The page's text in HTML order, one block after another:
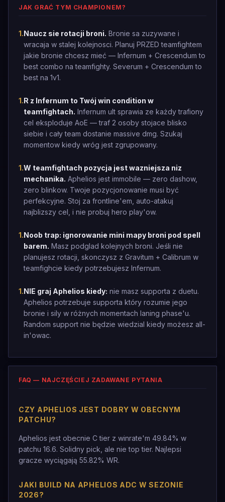
JAK GRAĆ TYM CHAMPIONEM?
1.Naucz sie rotacji broni. Bronie sa zuzywane i
wracaja w stalej kolejnosci. Planuj PRZED teamfightem
jakie bronie chcesz mieć — Infernum + Crescendum to
best combo na teamfighty. Severum + Crescendum to
best na 1v1.
1.R z Infernum to Twój win condition w
teamfightach. Infernum ult sprawia ze każdy trafiony
cel eksploduje AoE — traf 2 osoby stojace blisko
siebie i cały team dostanie massive dmg. Szukaj
momentow kiedy wróg jest zgrupowany.
1.W teamfightach pozycja jest wazniejsza niz
mechanika. Aphelios jest immobile — zero dashow,
zero blinkow. Twoje pozycjonowanie musi być
perfekcyjne. Stoj za frontline'em, auto-atakuj
najblizszy cel, i nie probuj hero play'ow.
1.Noob trap: ignorowanie mini mapy broni pod spell
barem. Masz podglad kolejnych broni. Jeśli nie
planujesz rotacji, skonczysz z Gravitum + Calibrum w
teamfighcie kiedy potrzebujesz Infernum.
1.NIE graj Aphelios kiedy: nie masz supporta z duetu.
Aphelios potrzebuje supporta który rozumie jego
bronie i sily w różnych momentach laning phase'u.
Random support nie będzie wiedzial kiedy możesz all-
in'owac.
FAQ — NAJCZĘŚCIEJ ZADAWANE PYTANIA
CZY APHELIOS JEST DOBRY W OBECNYM
PATCHU?
Aphelios jest obecnie C tier z winrate'm 49.84% w
patchu 16.6. Solidny pick, ale nie top tier. Najlepsi
gracze wyciągają 55.82% WR.
JAKI BUILD NA APHELIOS ADC W SEZONIE
2026?